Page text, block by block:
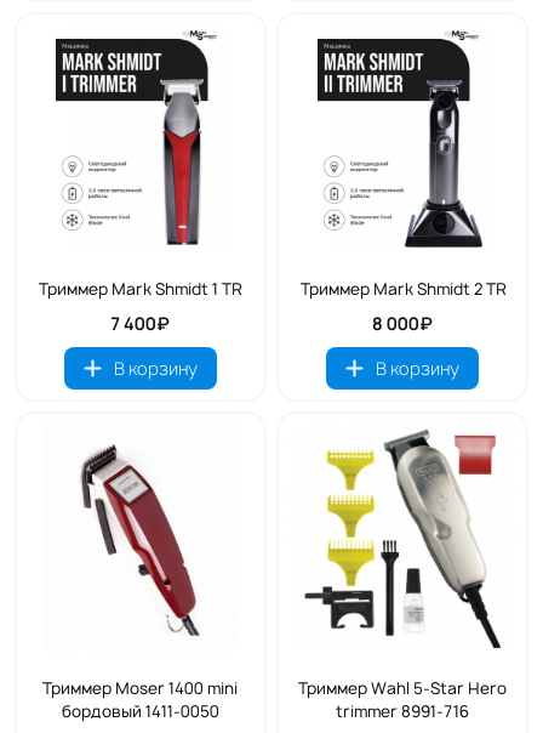
Триммер Mark Shmidt 1 TR
7 400₽
В корзину
Триммер Mark Shmidt 2 TR
8 000₽
В корзину
Триммер Moser 1400 mini
бордовый 1411-0050
Триммер Wahl 5-Star Hero
trimmer 8991-716